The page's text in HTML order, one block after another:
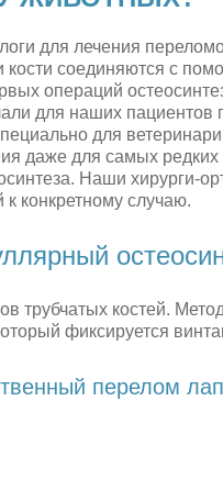
для лечения
соединяются с
операций
для наших
для
даже для самых
Наши
конкретному случаю.
трубчатых костей.
фиксируется
перелом